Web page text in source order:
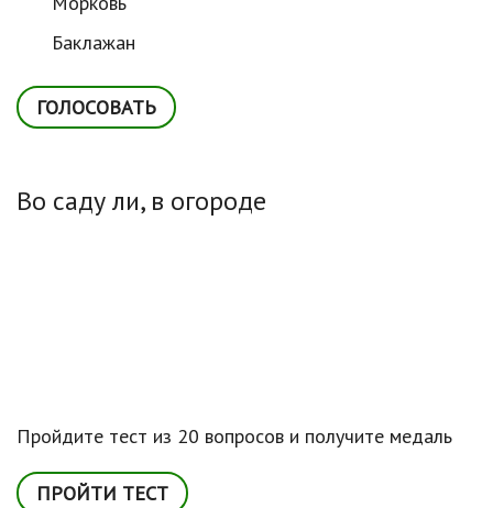
Баклажан
Во саду ли, в огороде
Пройдите тест из 20 вопросов и получите медаль
ПРОЙТИ ТЕСТ